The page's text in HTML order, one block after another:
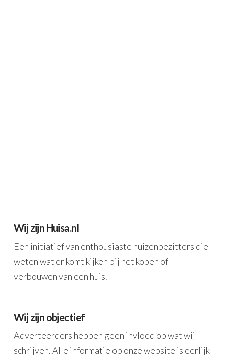
Wij zijn Huisa.nl
Een initiatief van enthousiaste huizenbezitters die
weten wat er komt kijken bij het kopen of
verbouwen van een huis.
Wij zijn objectief
Adverteerders hebben geen invloed op wat wij
schrijven. Alle informatie op onze website is eerlijk